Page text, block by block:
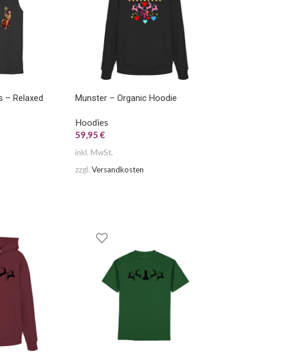
– Relaxed
Munster – Organic Hoodie
Hoodies
59,95€
inkl. MwSt.
zzgl.Versandkosten